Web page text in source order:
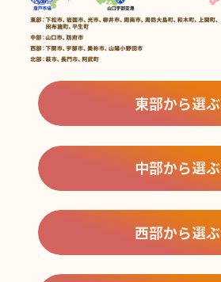
東部から選ぶ
中部から選ぶ
西部から選ぶ